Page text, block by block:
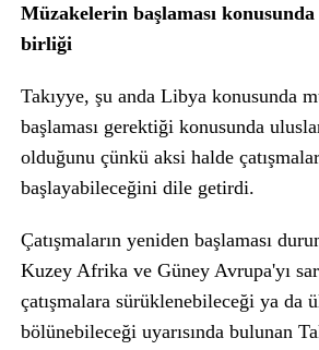
Müzakelerin başlaması
birliği
Takıyye, şu anda Libya konusunda
başlaması gerektiği konusunda
olduğunu çünkü aksi halde
başlayabileceğini dile getirdi.
Çatışmaların yeniden başlaması
Kuzey Afrika ve Güney Avrupa'yı
çatışmalara sürüklenebileceği ya da
bölünebileceği uyarısında bulunan